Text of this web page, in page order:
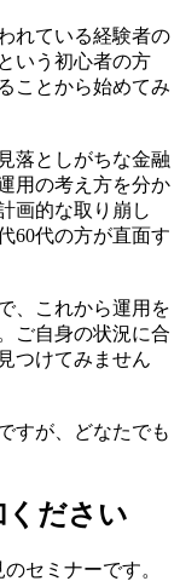
れている経験者の
いう初心者の方
ことから始めてみ
落としがちな金融
用の考え方を分か
画的な取り崩し
60代の方が直面す
、これから運用を
ご自身の状況に合
つけてみません
すが、どなたでも
ださい
セミナーです。